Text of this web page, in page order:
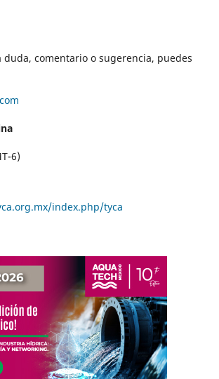
duda, comentario o sugerencia, puedes
6)
index.php/tyca